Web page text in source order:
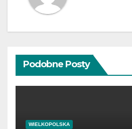
Podobne Posty
WIELKOPOLSKA